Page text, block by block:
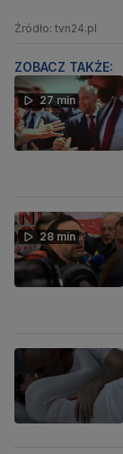
Źródło: tvn24.pl
ZOBACZ TAKŻE:
27 min
28 min